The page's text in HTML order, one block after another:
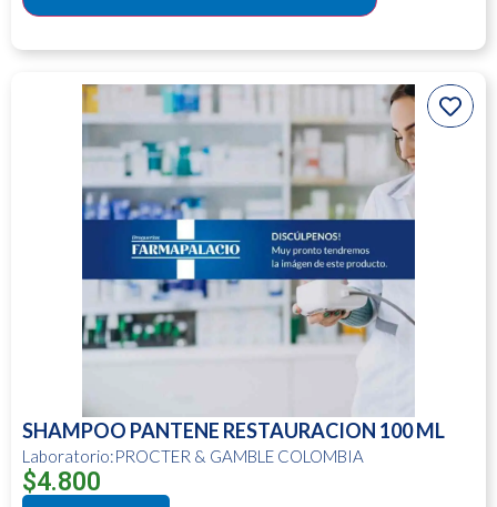
SHAMPOO PANTENE RESTAURACION 100 ML
Laboratorio:PROCTER & GAMBLE COLOMBIA
$4.800